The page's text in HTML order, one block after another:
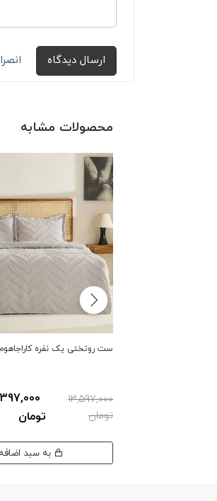
ارسال دیدگاه
محصولات مشابه
ست روتختی یک نفره
13,597,000
تومان
تومان
به سبد اضافه کن